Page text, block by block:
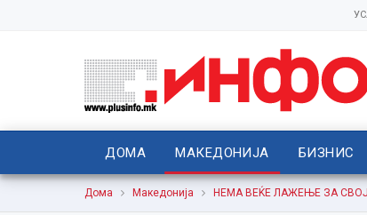
ДОМА МАКЕДОНИЈА БИЗНИС
Дома Македонија НЕМА ВЕЌЕ ЛАЖЕЊЕ ЗА